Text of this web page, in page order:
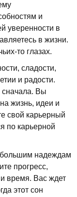
и
уверенности в
в жизни.
то глазах.
сладости,
и радости.
сначала. Вы
жизнь, идеи и
свой карьерный
по карьерной
надеждам
прогресс,
и время. Вас ждет
этот сон